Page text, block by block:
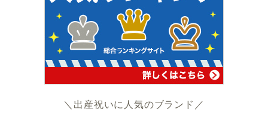
＼出産祝いに人気のブランド／